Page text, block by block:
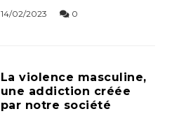
14/02/2023 0
La violence masculine,
une addiction créée
par notre société